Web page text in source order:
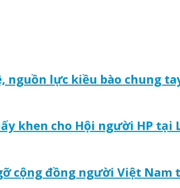
nguồn lực kiều bào chung
khen cho Hội người HP
cộng đồng người Việt Nam